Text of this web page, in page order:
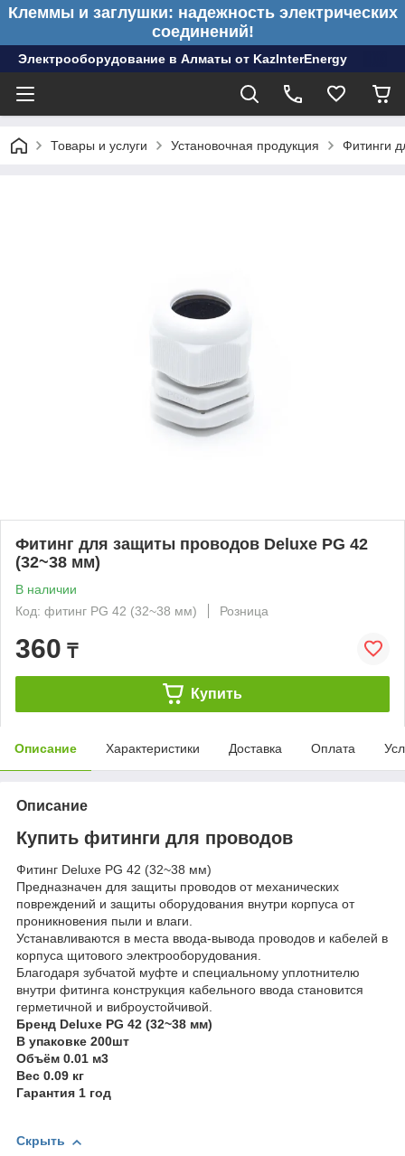
Клеммы и заглушки: надежность электрических
соединений!
Электрооборудование в Алматы от KazInterEnergy
Товары и услуги Установочная продукция Фитинги
Фитинг для защиты проводов Deluxe PG 42
(32~38 мм)
В наличии
Код: фитинг PG 42 (32~38 мм)
Розница
360 ₸
Купить
Описание Характеристики Доставка Оплата
Описание
Купить фитинги для проводов
Фитинг Deluxe PG 42 (32~38 мм)
Предназначен для защиты проводов от механических
повреждений и защиты оборудования внутри корпуса от
проникновения пыли и влаги.
Устанавливаются в места ввода-вывода проводов и кабелей в
корпуса щитового электрооборудования.
Благодаря зубчатой муфте и специальному уплотнителю
внутри фитинга конструкция кабельного ввода становится
герметичной и виброустойчивой.
Бренд Deluxe PG 42 (32~38 мм)
В упаковке 200шт
Объём 0.01 м3
Вес 0.09 кг
Гарантия 1 год
Скрыть